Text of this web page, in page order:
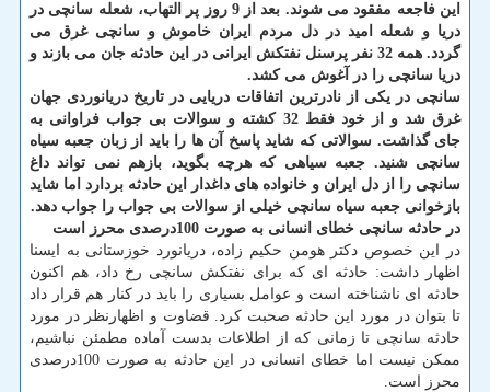
این فاجعه مفقود می شوند. بعد از 9 روز پر التهاب، شعله سانچی در
دریا و شعله امید در دل مردم ایران خاموش و سانچی غرق می
گردد. همه 32 نفر پرسنل نفتكش ایرانی در این حادثه جان می بازند و
دریا سانچی را در آغوش می كشد.
سانچی در یكی از نادرترین اتفاقات دریایی در تاریخ دریانوردی جهان
غرق شد و از خود فقط 32 كشته و سوالات بی جواب فراوانی به
جای گذاشت. سوالاتی كه شاید پاسخ آن ها را باید از زبان جعبه سیاه
سانچی شنید. جعبه سیاهی كه هرچه بگوید، بازهم نمی تواند داغ
سانچی را از دل ایران و خانواده های داغدار این حادثه بردارد اما شاید
بازخوانی جعبه سیاه سانچی خیلی از سوالات بی جواب را جواب دهد.
در حادثه سانچی خطای انسانی به صورت 100درصدی محرز است
در این خصوص دكتر هومن حكیم زاده، دریانورد خوزستانی به ایسنا
اظهار داشت: حادثه ای كه برای نفتكش سانچی رخ داد، هم اكنون
حادثه ای ناشناخته است و عوامل بسیاری را باید در كنار هم قرار داد
تا بتوان در مورد این حادثه صحبت كرد. قضاوت و اظهارنظر در مورد
حادثه سانچی تا زمانی كه از اطلاعات بدست آماده مطمئن نباشیم،
ممكن نیست اما خطای انسانی در این حادثه به صورت 100درصدی
محرز است.